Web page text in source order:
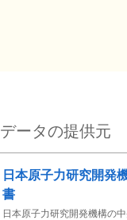
データの提供元
日本原子力研究開発
書
日本原子力研究開発機構の